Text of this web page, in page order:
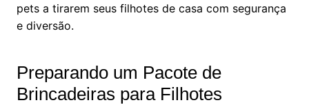
pets a tirarem seus filhotes de casa com segurança
e diversão.
Preparando um Pacote de
Brincadeiras para Filhotes